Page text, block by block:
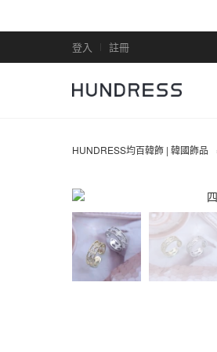
登入 註冊
HUNDRESS均百韓飾 | 韓國飾品